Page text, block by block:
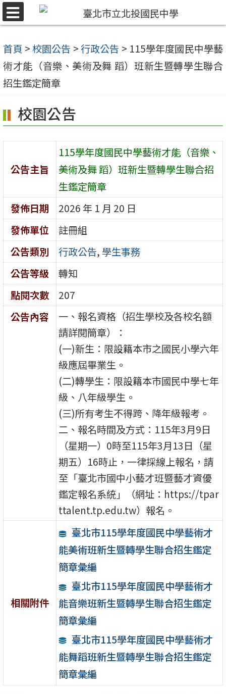
跳
至
主
要
內
區
首頁 >校園公告 >行政公告 > 115學年度國民中學藝
術才能（音樂、美術及舞 蹈）班新生暨轉學生聯合
招生鑑定簡章
校園公告
公告主旨
115學年度國民中學藝術才能（音樂、
美術及舞 蹈）班新生暨轉學生聯合招
生鑑定簡章
發佈日期
2026 年 1 月 20 日
發佈單位
註冊組
公告類別
行政公告, 學生事務
公告等級
轉知
點閱次數
207
公告內容
一、報名資格（招生學校及各校名額
請詳閱簡章）：
(一)新生：限設籍本市之國民小學六年
級應屆畢業生。
(二)轉學生：限設籍本市國民中學七年
級、八年級學生。
(三)所有考生不得跨、降年級報考。
二、報名時間及方式：115年3月9日
（星期一）0時至115年3月13日（星
期五）16時止，一律採線上報名，請
至「臺北市國中小藝才班暨藝才資優
鑑定報名系統」（網址：https://tpar
ttalent.tp.edu.tw）報名。
相關附件
臺北市115學年度國民中學藝術才
能美術班新生暨轉學生聯合招生鑑定
簡章彙編
臺北市115學年度國民中學藝術才
能音樂班新生暨轉學生聯合招生鑑定
簡章彙編
臺北市115學年度國民中學藝術才
能舞蹈班新生暨轉學生聯合招生鑑定
簡章彙編
選
單